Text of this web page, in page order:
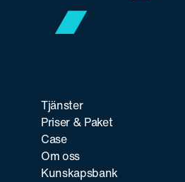
Tjänster
Priser & Paket
Case
Om oss
Kunskapsbank